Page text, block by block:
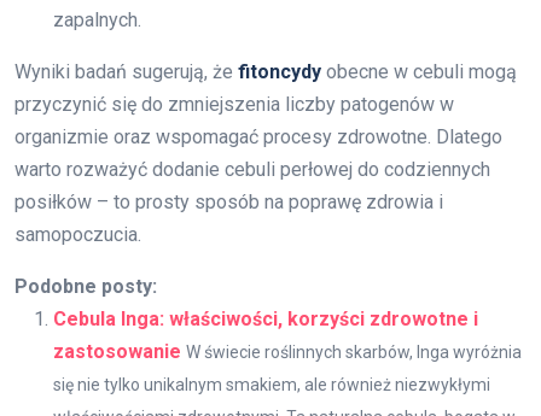
zapalnych.
Wyniki badań sugerują, że fitoncydy obecne w cebuli mogą
przyczynić się do zmniejszenia liczby patogenów w
organizmie oraz wspomagać procesy zdrowotne. Dlatego
warto rozważyć dodanie cebuli perłowej do codziennych
posiłków – to prosty sposób na poprawę zdrowia i
samopoczucia.
Podobne posty:
Cebula Inga: właściwości, korzyści zdrowotne i
zastosowanie W świecie roślinnych skarbów, Inga wyróżnia
się nie tylko unikalnym smakiem, ale również niezwykłymi